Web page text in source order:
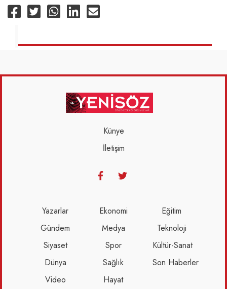
Künye
İletişim
Yazarlar
Gündem
Siyaset
Dünya
Video
Ekonomi
Medya
Spor
Sağlık
Hayat
Eğitim
Teknoloji
Kültür-Sanat
Son Haberler